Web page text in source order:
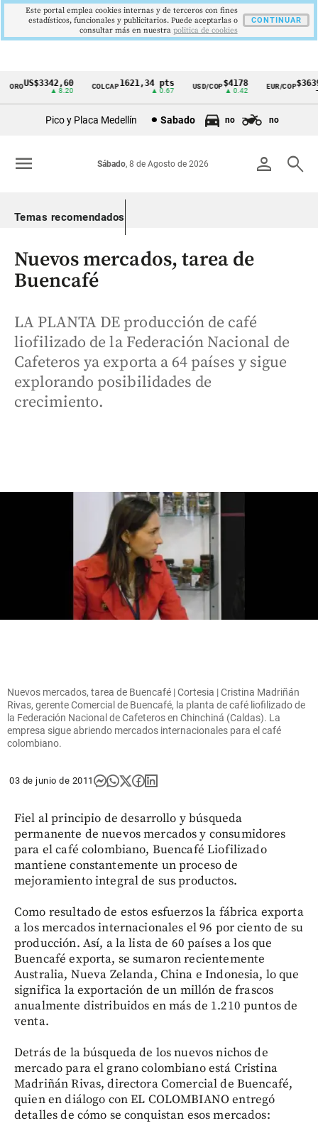
Cintillo
Colombia
US$3342,60
▲ 8.20
COLCAP1621,34 pts
▲ 0.67
USD/COP$4178
▲ 0.42
EUR/COP$3639
Pico y Placa Medellín Sabado no no
person search
Sábado, 8 de Agosto de 2026
menu
Temas recomendados
Nuevos mercados, tarea de
Buencafé
LA PLANTA DE producción de café
liofilizado de la Federación Nacional de
Cafeteros ya exporta a 64 países y sigue
explorando posibilidades de
crecimiento.
Nuevos mercados, tarea de Buencafé | Cortesia | Cristina Madriñán
Rivas, gerente Comercial de Buencafé, la planta de café liofilizado de
la Federación Nacional de Cafeteros en Chinchiná (Caldas). La
empresa sigue abriendo mercados internacionales para el café
colombiano.
03 de junio de 2011
Fiel al principio de desarrollo y búsqueda
permanente de nuevos mercados y consumidores
para el café colombiano, Buencafé Liofilizado
mantiene constantemente un proceso de
mejoramiento integral de sus productos.
Como resultado de estos esfuerzos la fábrica exporta
a los mercados internacionales el 96 por ciento de su
producción. Así, a la lista de 60 países a los que
Buencafé exporta, se sumaron recientemente
Australia, Nueva Zelanda, China e Indonesia, lo que
significa la exportación de un millón de frascos
anualmente distribuidos en más de 1.210 puntos de
venta.
Detrás de la búsqueda de los nuevos nichos de
mercado para el grano colombiano está Cristina
Madriñán Rivas, directora Comercial de Buencafé,
quien en diálogo con EL COLOMBIANO entregó
detalles de cómo se conquistan esos mercados:
Este portal emplea cookies internas y de terceros con fines
estadísticos, funcionales y publicitarios. Puede aceptarlas o
consultar más en nuestra politica de cookies
CONTINUAR